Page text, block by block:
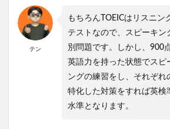
テン
もちろんTOEICはリスニン
テストなので、スピーキン
別問題です。しかし、900
英語力を持った状態でスピ
ングの練習をし、それぞれ
特化した対策をすれば英検
水準となります。